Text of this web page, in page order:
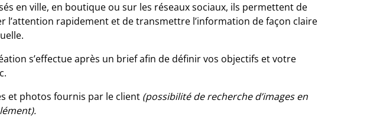
en ville, en boutique ou sur les réseaux sociaux, ils permettent de
l’attention rapidement et de transmettre l’information de façon claire
s’effectue après un brief afin de définir vos objectifs et votre
et photos fournis par le client (possibilité de recherche d’images en